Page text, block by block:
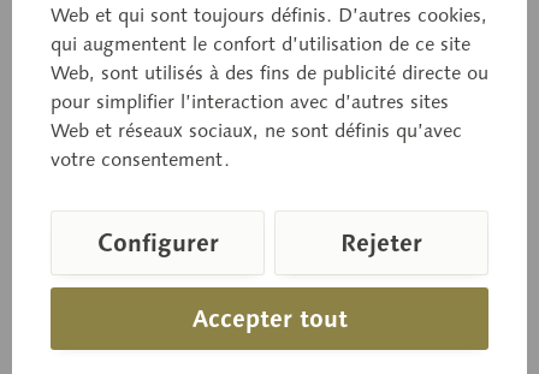
BoS 57
Vesse-de-loup perlée
Lycoperdon perlatum PERS. Comestible à l'état
Prix sur demande
Délai de livraison sur demande
Web et qui sont toujours définis. D’autres cookies,
qui augmentent le confort d’utilisation de ce site
Web, sont utilisés à des fins de publicité directe ou
pour simplifier l’interaction avec d’autres sites
Web et réseaux sociaux, ne sont définis qu’avec
votre consentement.
Accepter tout
Configurer Rejeter